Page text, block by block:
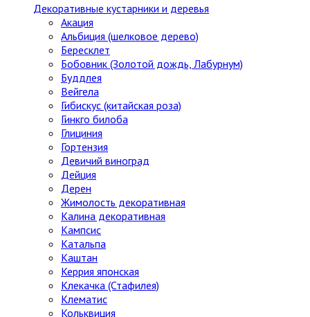
Декоративные кустарники и деревья
Акация
Альбиция (шелковое дерево)
Бересклет
Бобовник (Золотой дождь, Лабурнум)
Буддлея
Вейгела
Гибискус (китайская роза)
Гинкго билоба
Глициния
Гортензия
Девичий виноград
Дейция
Дерен
Жимолость декоративная
Калина декоративная
Кампсис
Катальпа
Каштан
Керрия японская
Клекачка (Стафилея)
Клематис
Кольквиция